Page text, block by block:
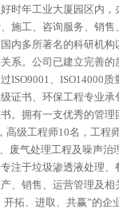
时年工业大厦园区内，
施工、咨询服务、销
内多所著名的科研机
系。公司已建立完善
ISO9001、ISO14000
证书、环保工程专业承
。拥有一支优秀的管
级工程师10名，工程师
废气处理工程及噪声治
注于垃圾渗透液处理、
、销售、运营管理及相
拓、进取、共赢”的企